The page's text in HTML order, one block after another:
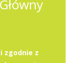
zgodnie z